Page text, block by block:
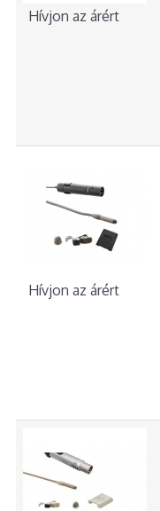
Hívjon az árért
Hívjon az árért